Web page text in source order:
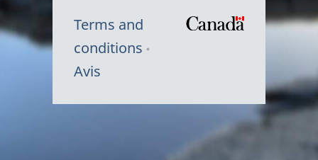
Terms and
conditions
Avis
du